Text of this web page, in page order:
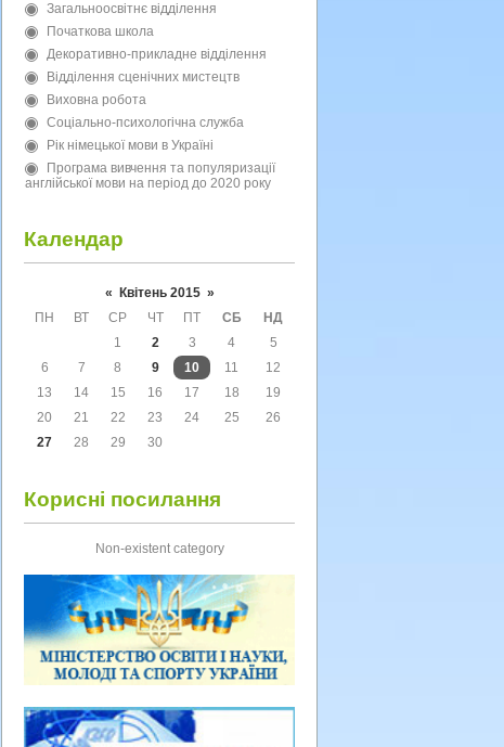
Загальноосвітнє відділення
Початкова школа
Декоративно-прикладне відділення
Відділення сценічних мистецтв
Виховна робота
Соціально-психологічна служба
Рік німецької мови в Україні
Програма вивчення та популяризації
англійської мови на період до 2020 року
Календар
« Квітень 2015 »
ПН
ВТ СР ЧТ ПТ СБ
НД
1
2 3 4
5
6
7 8 9 10 11
12
13
14 15 16 17 18
19
20
21 22 23 24 25
26
27
28 29 30
Корисні посилання
Non-existent category